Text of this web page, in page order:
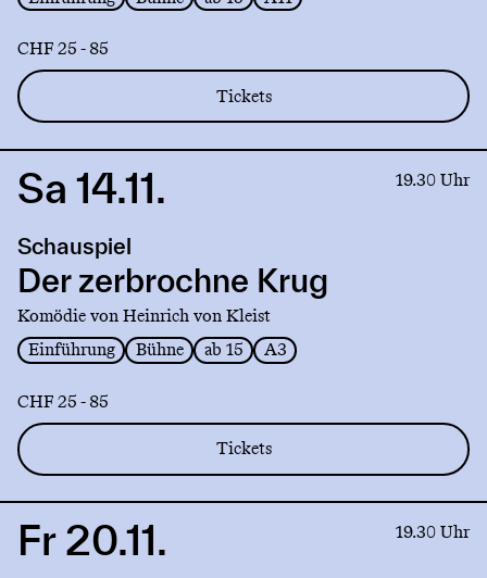
CHF 25 - 85
Tickets
Link
Der
zerbrochne
Krug
Sa 14.11. 19.30 Uhr
Schauspiel
Der zerbrochne Krug
Komödie von Heinrich von Kleist
Einführung
Bühne ab 15 A3
CHF 25 - 85
Tickets
LinkFr 20.11. 19.30 Uhr